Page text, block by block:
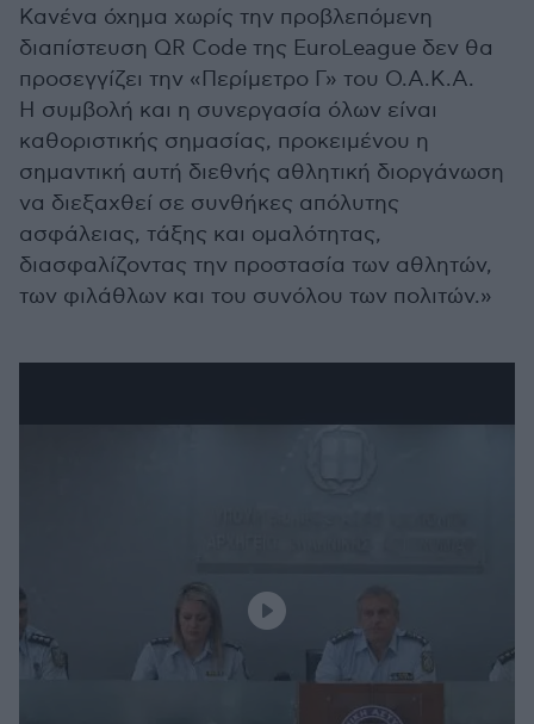
Κανένα όχημα χωρίς την προβλεπόμενη
διαπίστευση QR Code της EuroLeague δεν θα
προσεγγίζει την «Περίμετρο Γ» του Ο.Α.Κ.Α.
Η συμβολή και η συνεργασία όλων είναι
καθοριστικής σημασίας, προκειμένου η
σημαντική αυτή διεθνής αθλητική διοργάνωση
να διεξαχθεί σε συνθήκες απόλυτης
ασφάλειας, τάξης και ομαλότητας,
διασφαλίζοντας την προστασία των αθλητών,
των φιλάθλων και του συνόλου των πολιτών.»